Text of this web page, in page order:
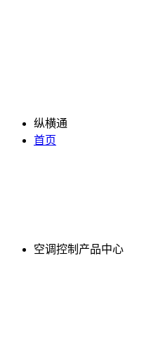
纵横通
首页
空调控制产品中心